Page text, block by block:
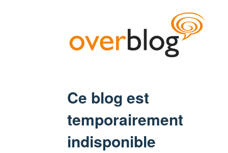
Ce blog est
temporairement
indisponible